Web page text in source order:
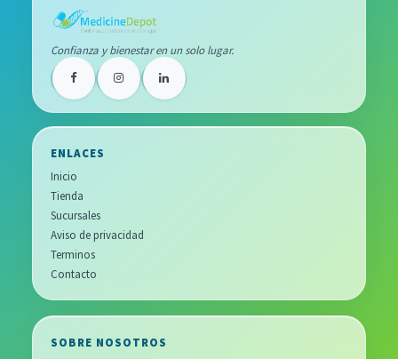
Confianza y bienestar en un solo lugar.
ENLACES
Inicio
Tienda
Sucursales
Aviso de privacidad
Terminos
Contacto
SOBRE NOSOTROS